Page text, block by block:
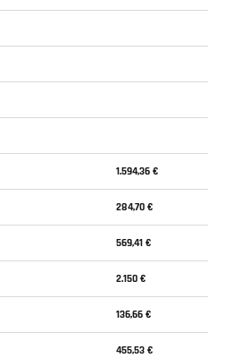
1.594,36 €
284,70 €
569,41 €
2.150 €
136,66 €
455,53 €